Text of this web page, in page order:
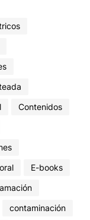
Contenidos
E-books
contaminación